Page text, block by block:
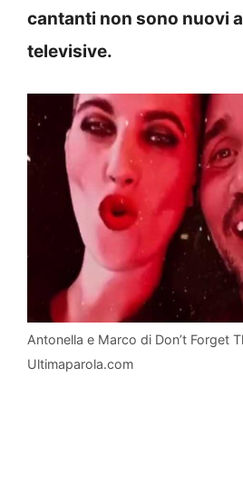
cantanti non sono nuovi
televisive.
Antonella e Marco di Don’t Forget
Ultimaparola.com